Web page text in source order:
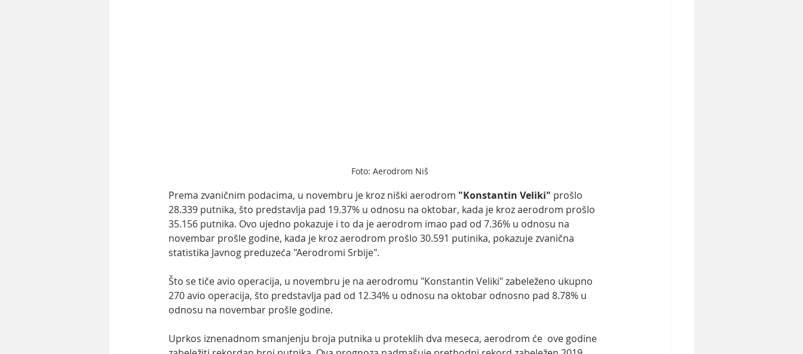
Foto: Aerodrom Niš
Prema zvaničnim podacima, u novembru je kroz niški aerodrom "Konstantin Veliki" prošlo
28.339 putnika, što predstavlja pad 19.37% u odnosu na oktobar, kada je kroz aerodrom prošlo
35.156 putnika. Ovo ujedno pokazuje i to da je aerodrom imao pad od 7.36% u odnosu na
novembar prošle godine, kada je kroz aerodrom prošlo 30.591 putinika, pokazuje zvanična
statistika Javnog preduzeća "Aerodromi Srbije".
Što se tiče avio operacija, u novembru je na aerodromu "Konstantin Veliki" zabeleženo ukupno
270 avio operacija, što predstavlja pad od 12.34% u odnosu na oktobar odnosno pad 8.78% u
odnosu na novembar prošle godine.
Uprkos iznenadnom smanjenju broja putnika u proteklih dva meseca, aerodrom će  ove godine